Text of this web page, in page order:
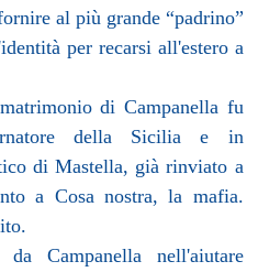
al più grande “padrino”
per recarsi all'estero a
di Campanella fu
della Sicilia e in
di Mastella, già rinviato a
a Cosa nostra, la mafia.
nell'aiutare